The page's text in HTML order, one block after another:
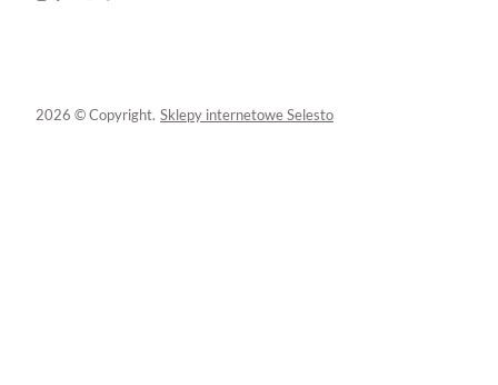
2026 © Copyright. Sklepy internetowe Selesto